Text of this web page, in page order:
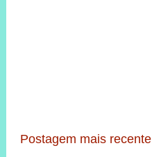
Postagem mais recente